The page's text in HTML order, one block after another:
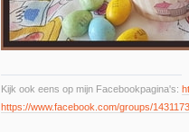
Kijk ook eens op mijn Facebookpagina's:
https://www.facebook.com/groups/